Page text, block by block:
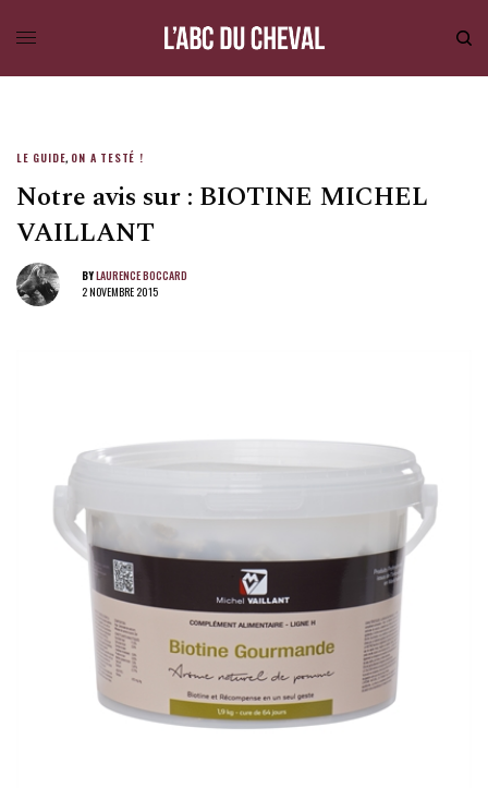
LE GUIDE, ON A TESTÉ !
Notre avis sur : BIOTINE MICHEL
VAILLANT
BYLAURENCE BOCCARD
2 NOVEMBRE 2015